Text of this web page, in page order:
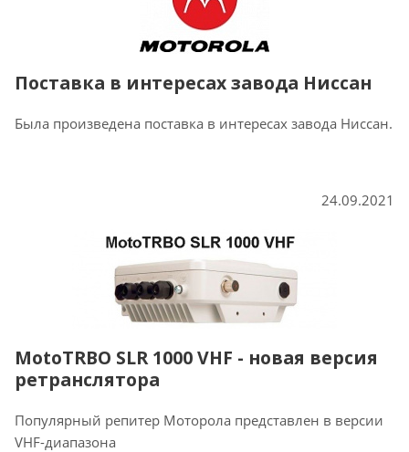
Поставка в интересах завода Ниссан
Была произведена поставка в интересах завода Ниссан.
24.09.2021
MotoTRBO SLR 1000 VHF - новая версия
ретранслятора
Популярный репитер Моторола представлен в версии
VHF-диапазона